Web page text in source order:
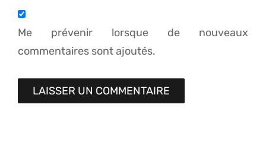
Me prévenir lorsque de nouveaux
commentaires sont ajoutés.